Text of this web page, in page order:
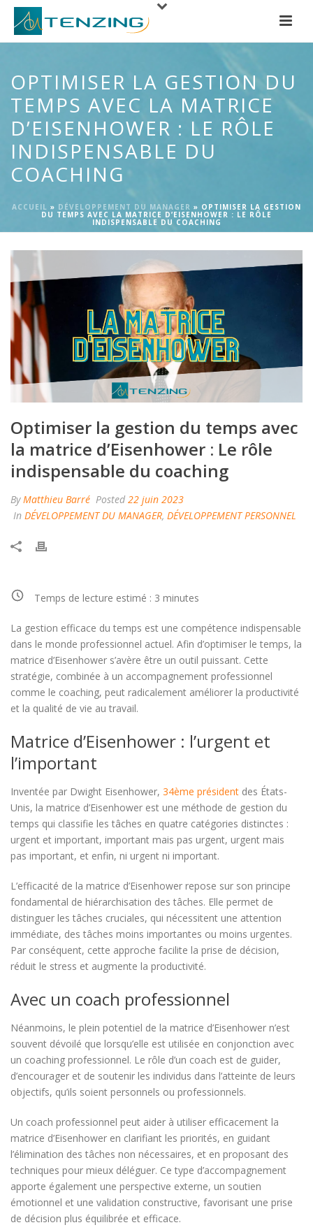
OPTIMISER LA GESTION DU
TEMPS AVEC LA MATRICE
D’EISENHOWER : LE RÔLE
INDISPENSABLE DU
COACHING
ACCUEIL » DÉVELOPPEMENT DU MANAGER » OPTIMISER LA GESTION
DU TEMPS AVEC LA MATRICE D’EISENHOWER : LE RÔLE
INDISPENSABLE DU COACHING
Optimiser la gestion du temps avec
la matrice d’Eisenhower : Le rôle
indispensable du coaching
ByMatthieu Barré Posted 22 juin 2023
In DÉVELOPPEMENT DU MANAGER, DÉVELOPPEMENT PERSONNEL
Temps de lecture estimé : 3 minutes
La gestion efficace du temps est une compétence indispensable
dans le monde professionnel actuel. Afin d’optimiser le temps, la
matrice d’Eisenhower s’avère être un outil puissant. Cette
stratégie, combinée à un accompagnement professionnel
comme le coaching, peut radicalement améliorer la productivité
et la qualité de vie au travail.
Matrice d’Eisenhower : l’urgent et
l’important
Inventée par Dwight Eisenhower, 34ème président des États-
Unis, la matrice d’Eisenhower est une méthode de gestion du
temps qui classifie les tâches en quatre catégories distinctes :
urgent et important, important mais pas urgent, urgent mais
pas important, et enfin, ni urgent ni important.
L’efficacité de la matrice d’Eisenhower repose sur son principe
fondamental de hiérarchisation des tâches. Elle permet de
distinguer les tâches cruciales, qui nécessitent une attention
immédiate, des tâches moins importantes ou moins urgentes.
Par conséquent, cette approche facilite la prise de décision,
réduit le stress et augmente la productivité.
Avec un coach professionnel
Néanmoins, le plein potentiel de la matrice d’Eisenhower n’est
souvent dévoilé que lorsqu’elle est utilisée en conjonction avec
un coaching professionnel. Le rôle d’un coach est de guider,
d’encourager et de soutenir les individus dans l’atteinte de leurs
objectifs, qu’ils soient personnels ou professionnels.
Un coach professionnel peut aider à utiliser efficacement la
matrice d’Eisenhower en clarifiant les priorités, en guidant
l’élimination des tâches non nécessaires, et en proposant des
techniques pour mieux déléguer. Ce type d’accompagnement
apporte également une perspective externe, un soutien
émotionnel et une validation constructive, favorisant une prise
de décision plus équilibrée et efficace.